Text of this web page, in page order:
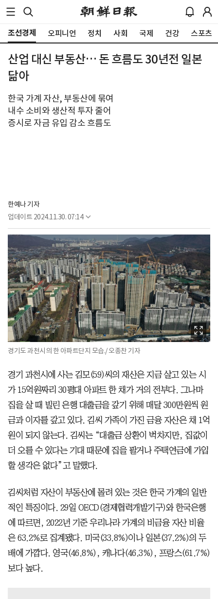
조선경제 오피니언 정치 사회 국제 건강 스포츠
산업 대신 부동산… 돈 흐름도 30년전 일본
닮아
한국 가계 자산, 부동산에 묶여
내수 소비와 생산적 투자 줄어
증시로 자금 유입 감소 흐름도
한예나 기자
업데이트 2024.11.30. 07:14
경기도 과천시의 한 아파트단지 모습./ 오종찬 기자
경기 과천시에 사는 김모(59)씨의 재산은 지금 살고 있는 시
가 15억원짜리 30평대 아파트 한 채가 거의 전부다. 그나마
집을 살 때 빌린 은행 대출금을 갚기 위해 매달 300만원씩 원
금과 이자를 갚고 있다. 김씨 가족이 가진 금융 자산은 채 1억
원이 되지 않는다. 김씨는 “대출금 상환이 벅차지만, 집값이
더 오를 수 있다는 기대 때문에 집을 팔거나 주택연금에 가입
할 생각은 없다”고 말했다.
김씨처럼 자산이 부동산에 몰려 있는 것은 한국 가계의 일반
적인 특징이다. 29일 OECD(경제협력개발기구)와 한국은행
에 따르면, 2022년 기준 우리나라 가계의 비금융 자산 비율
은 63.2%로 집계됐다. 미국(33.8%)이나 일본(37.2%)의 두
배에 가깝다. 영국(46.8%), 캐나다(46.3%), 프랑스(61.7%)
보다 높다.